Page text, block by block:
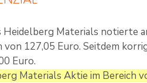
Materials notierte
127,05 Euro. Seitdem
Euro.
Materials Aktie im Bereich